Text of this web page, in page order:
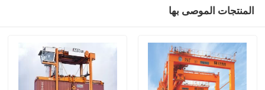
المنتجات الموصى بها